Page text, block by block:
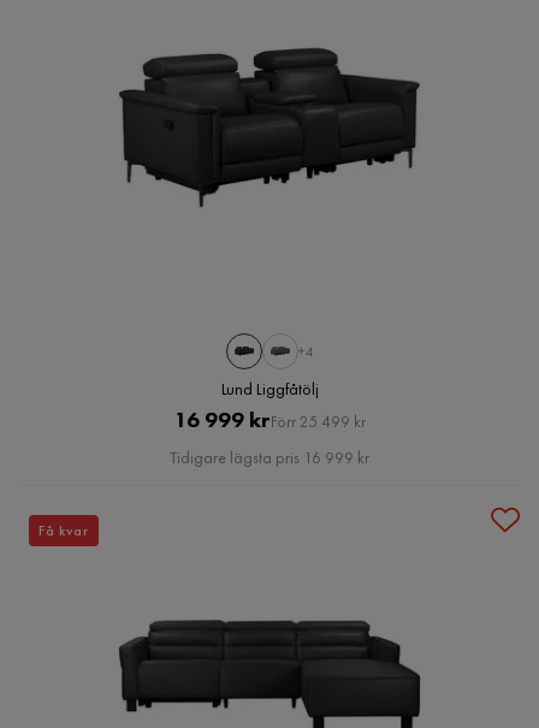
+4
Lund Liggfåtölj
Pris
16 999 krOriginal
Pris
Förr 25 499 kr
Tidigare lägsta pris 16 999 kr
Få kvar